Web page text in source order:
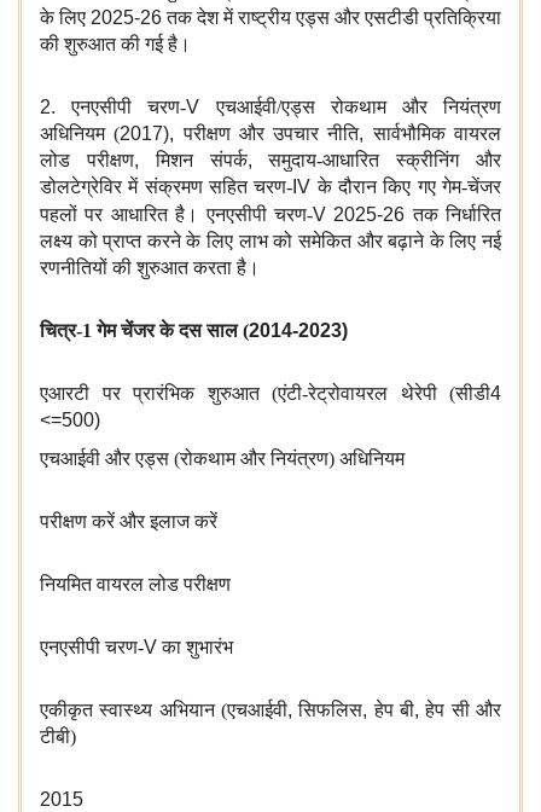
के लिए 2025-26तक देश में राष्ट्रीय एड्स और एसटीडी प्रतिक्रिया
की शुरुआत की गई है।
2.एनएसीपी चरण-Vएचआईवी/एड्स रोकथाम और नियंत्रण
अधिनियम (2017),परीक्षण और उपचार नीति,सार्वभौमिक वायरल
लोड परीक्षण,मिशन संपर्क,समुदाय-आधारित स्क्रीनिंग और
डोलटेग्रेविर में संक्रमण सहित चरण- IVके दौरान किए गए गेम-चेंजर
पहलों पर आधारित है।
एनएसीपी चरण-V 2025-26तक निर्धारित
लक्ष्य को प्राप्त करने के लिए लाभ को समेकित और बढ़ाने के लिए नई
रणनीतियों की शुरुआत करता है।
चित्र-1 गेम चेंजर के दस साल (2014-2023)
एआरटी पर प्रारंभिक शुरुआत (एंटी-रेट्रोवायरल थेरेपी (सीडी4
<=500)
एचआईवी और एड्स (रोकथाम और नियंत्रण) अधिनियम
परीक्षण करें और इलाज करें
नियमित वायरल लोड परीक्षण
एनएसीपी चरण-Vका शुभारंभ
एकीकृत स्वास्थ्य अभियान (एचआईवी,सिफलिस,हेप बी,हेप सी और
टीबी)
2015